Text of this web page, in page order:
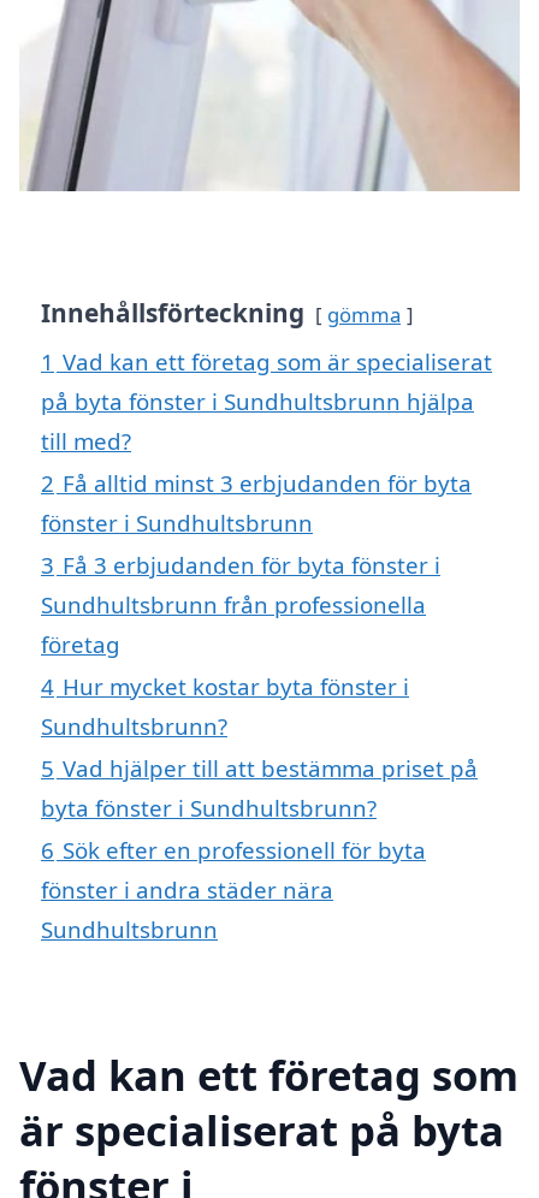
Innehållsförteckning gömma
1 Vad kan ett företag som är specialiserat
på byta fönster i Sundhultsbrunn hjälpa
till med?
2 Få alltid minst 3 erbjudanden för byta
fönster i Sundhultsbrunn
3 Få 3 erbjudanden för byta fönster i
Sundhultsbrunn från professionella
företag
4 Hur mycket kostar byta fönster i
Sundhultsbrunn?
5 Vad hjälper till att bestämma priset på
byta fönster i Sundhultsbrunn?
6 Sök efter en professionell för byta
fönster i andra städer nära
Sundhultsbrunn
Vad kan ett företag som
är specialiserat på byta
fönster i